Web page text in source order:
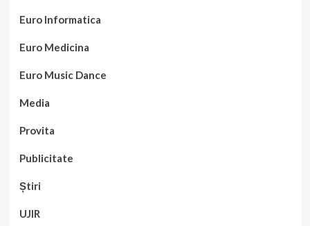
Euro Informatica
Euro Medicina
Euro Music Dance
Media
Provita
Publicitate
Știri
UJIR